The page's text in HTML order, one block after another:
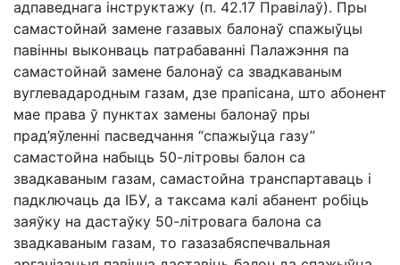
адпаведнага інструктажу (п. 42.17 Правілаў). Пры
самастойнай замене газавых балонаў спажыўцы
павінны выконваць патрабаванні Палажэння па
самастойнай замене балонаў са звадкаваным
вуглевадародным газам, дзе прапісана, што абонент
мае права ў пунктах замены балонаў пры
прад’яўленні пасведчання “спажыўца газу”
самастойна набыць 50-літровы балон са
звадкаваным газам, самастойна транспартаваць і
падключаць да ІБУ, а таксама калі абанент робіць
заяўку на дастаўку 50-літровага балона са
звадкаваным газам, то газазабяспечвальная